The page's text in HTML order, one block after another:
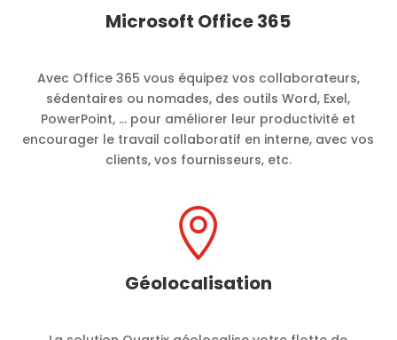
Microsoft Office 365
Avec Office 365 vous équipez vos collaborateurs,
sédentaires ou nomades, des outils Word, Exel,
PowerPoint, … pour améliorer leur productivité et
encourager le travail collaboratif en interne, avec vos
clients, vos fournisseurs, etc.

Géolocalisation